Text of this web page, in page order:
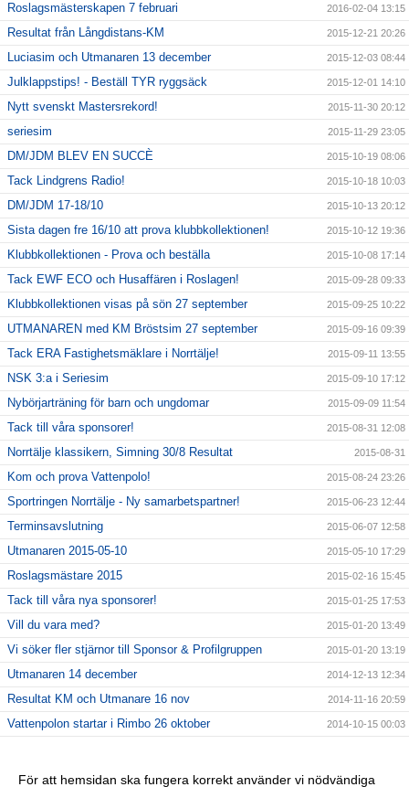
Roslagsmästerskapen 7 februari 2016-02-04 13:15
Resultat från Långdistans-KM 2015-12-21 20:26
Luciasim och Utmanaren 13 december 2015-12-03 08:44
Julklappstips! - Beställ TYR ryggsäck 2015-12-01 14:10
Nytt svenskt Mastersrekord! 2015-11-30 20:12
seriesim 2015-11-29 23:05
DM/JDM BLEV EN SUCCÈ 2015-10-19 08:06
Tack Lindgrens Radio! 2015-10-18 10:03
DM/JDM 17-18/10 2015-10-13 20:12
Sista dagen fre 16/10 att prova klubbkollektionen! 2015-10-12 19:36
Klubbkollektionen - Prova och beställa 2015-10-08 17:14
Tack EWF ECO och Husaffären i Roslagen! 2015-09-28 09:33
Klubbkollektionen visas på sön 27 september 2015-09-25 10:22
UTMANAREN med KM Bröstsim 27 september 2015-09-16 09:39
Tack ERA Fastighetsmäklare i Norrtälje! 2015-09-11 13:55
NSK 3:a i Seriesim 2015-09-10 17:12
Nybörjarträning för barn och ungdomar 2015-09-09 11:54
Tack till våra sponsorer! 2015-08-31 12:08
Norrtälje klassikern, Simning 30/8 Resultat 2015-08-31
Kom och prova Vattenpolo! 2015-08-24 23:26
Sportringen Norrtälje - Ny samarbetspartner! 2015-06-23 12:44
Terminsavslutning 2015-06-07 12:58
Utmanaren 2015-05-10 2015-05-10 17:29
Roslagsmästare 2015 2015-02-16 15:45
Tack till våra nya sponsorer! 2015-01-25 17:53
Vill du vara med? 2015-01-20 13:49
Vi söker fler stjärnor till Sponsor & Profilgruppen 2015-01-20 13:19
Utmanaren 14 december 2014-12-13 12:34
Resultat KM och Utmanare 16 nov 2014-11-16 20:59
Vattenpolon startar i Rimbo 26 oktober 2014-10-15 00:03
Nybörjarträning i Norrtälje! 2014-09-11 13:09
För att hemsidan ska fungera korrekt använder vi nödvändiga